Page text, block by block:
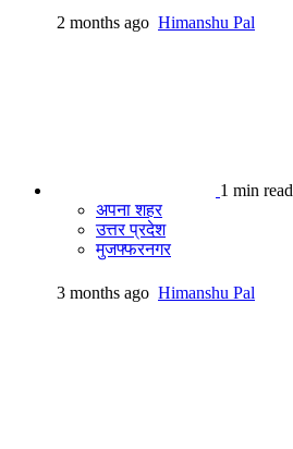
2 months ago Himanshu Pal
1 min read
अपना शहर
उत्तर प्रदेश
मुजफ्फरनगर
3 months ago Himanshu Pal